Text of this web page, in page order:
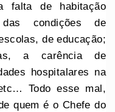
falta de habitação
condições de
de educação;
a carência de
hospitalares na
Todo esse mal,
quem é o Chefe do